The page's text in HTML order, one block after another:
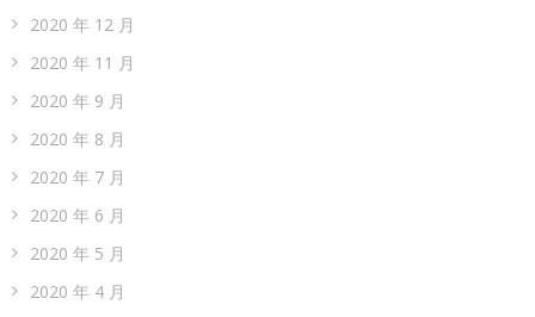
2020 年 12 月
2020 年 11 月
2020 年 9 月
2020 年 8 月
2020 年 7 月
2020 年 6 月
2020 年 5 月
2020 年 4 月